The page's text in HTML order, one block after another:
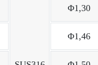
Φ1,30
Φ1,46